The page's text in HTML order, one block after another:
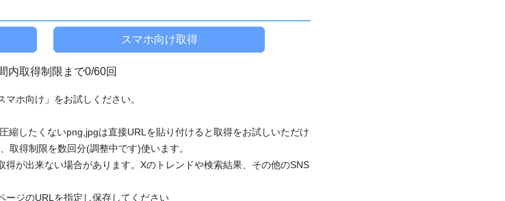
内取得制限まで0/60回
ホ向け」をお試しください。
縮したくないpng,jpgは直接URLを貼り付けると取得をお試しいただけ
取得制限を数回分(調整中です)使います。
が出来ない場合があります。Xのトレンドや検索結果、その他のSNS
ージのURLを指定し保存してください